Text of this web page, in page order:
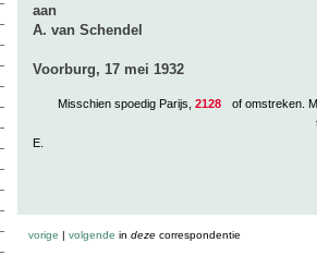
aan
A. van Schendel
Voorburg, 17 mei 1932
Misschien spoedig Parijs, 2128
of omstreken.
E.
vorige | volgende in dezecorrespondentie